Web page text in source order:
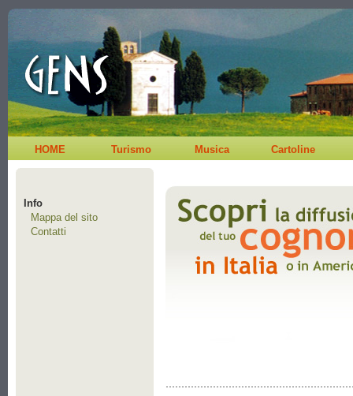
HOME Turismo Musica Cartoline
Info
Mappa del sito
Contatti